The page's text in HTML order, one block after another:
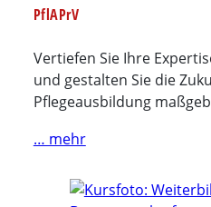
PflAPrV
Vertiefen Sie Ihre
und gestalten Sie die
Pflegeausbildung
… mehr